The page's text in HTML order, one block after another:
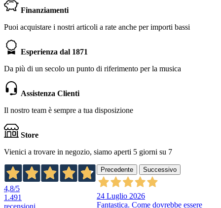
Finanziamenti
Puoi acquistare i nostri articoli a rate anche per importi bassi
Esperienza dal 1871
Da più di un secolo un punto di riferimento per la musica
Assistenza Clienti
Il nostro team è sempre a tua disposizione
Store
Vienici a trovare in negozio, siamo aperti 5 giorni su 7
4,8/5
1.491
Precedente Successivo
24 Luglio 2026
Fantastica. Come dovrebbe essere